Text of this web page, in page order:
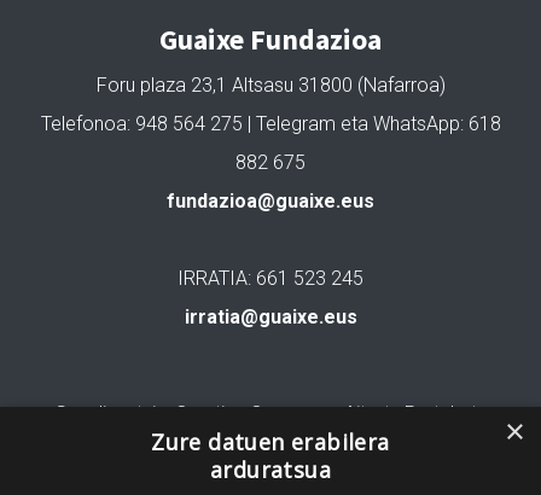
Guaixe Fundazioa
Foru plaza 23,1 Altsasu 31800 (Nafarroa)
Telefonoa: 948 564 275 | Telegram eta WhatsApp: 618
882 675
fundazioa@guaixe.eus
IRRATIA: 661 523 245
irratia@guaixe.eus
Gure lizentzia: Creative Commons Aitortu Partekatu
Codesyntaxek garatua
×
Zure datuen erabilera
arduratsua